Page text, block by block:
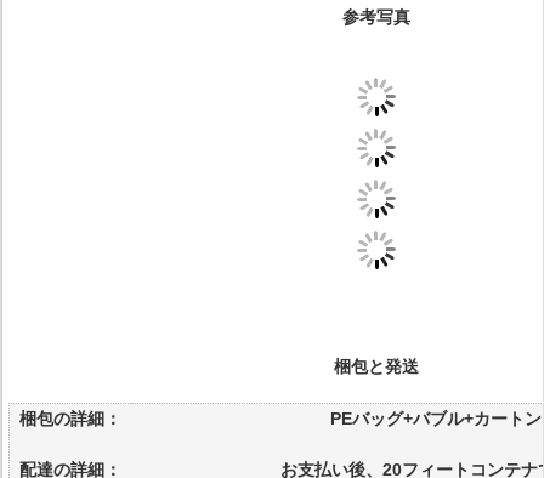
参考写真
梱包と発送
梱包の詳細： PEバッグ+バブル+カートン
配達の詳細： お支払い後、20フィートコンテナ